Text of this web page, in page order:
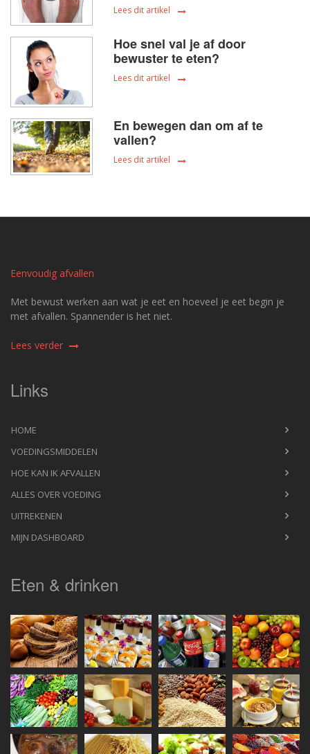
Lees dit artikel
Hoe snel val je af door
bewuster te eten?
Lees dit artikel
En bewegen dan om af te
vallen?
Lees dit artikel
Eenvoudig afvallen
Met bewust werken aan wat je eet en hoeveel je eet begin je
met afvallen. Spannender is het niet.
Lees verder
Links
HOME
VOEDINGSMIDDELEN
HOE KAN IK AFVALLEN
ALLES OVER VOEDING
UITREKENEN
MIJN DASHBOARD
Eten & drinken